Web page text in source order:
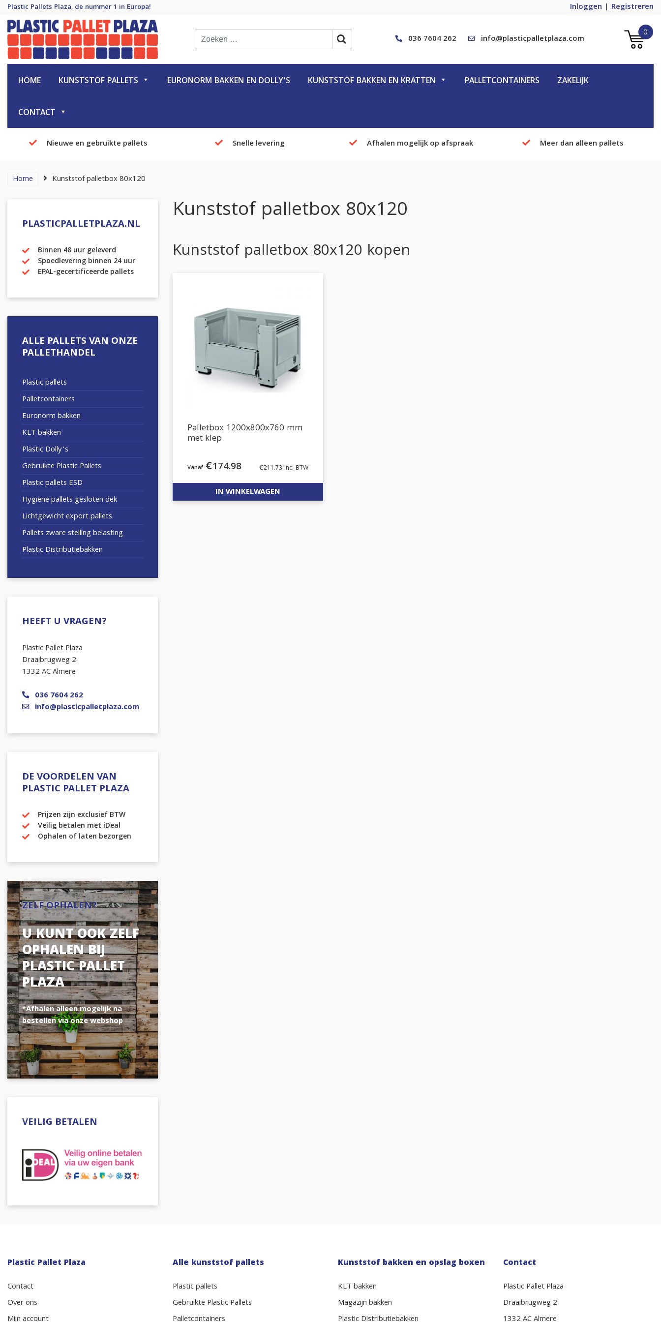
Plastic Pallets Plaza, de nummer 1 in Europa! Inloggen Registreren
Plastic Pallet Plaza
Plastic Pallets Plaza, de nummer 1 in Europa! 0
036 7604 262 info@plasticpalletplaza.com
HOME KUNSTSTOF PALLETS EURONORM BAKKEN EN DOLLY'S KUNSTSTOF BAKKEN EN KRATTEN PALLETCONTAINERS ZAKELIJK
CONTACT
Nieuwe en gebruikte pallets Snelle levering Afhalen mogelijk op afspraak Meer dan alleen pallets
Home Kunststof palletbox 80x120
PLASTICPALLETPLAZA.NL
Binnen 48 uur geleverd
Spoedlevering binnen 24 uur
EPAL-gecertificeerde pallets
ALLE PALLETS VAN ONZE
PALLETHANDEL
Plastic pallets
Palletcontainers
Euronorm bakken
KLT bakken
Plastic Dolly’s
Gebruikte Plastic Pallets
Plastic pallets ESD
Hygiene pallets gesloten dek
Lichtgewicht export pallets
Pallets zware stelling belasting
Plastic Distributiebakken
HEEFT U VRAGEN?
Plastic Pallet Plaza
Draaibrugweg 2
1332 AC Almere
036 7604 262
info@plasticpalletplaza.com
DE VOORDELEN VAN
PLASTIC PALLET PLAZA
Prijzen zijn exclusief BTW
Veilig betalen met iDeal
Ophalen of laten bezorgen
ZELF OPHALEN?
U KUNT OOK ZELF
OPHALEN BIJ
PLASTIC PALLET
PLAZA
*Afhalen alleen mogelijk na
bestellen via onze webshop
VEILIG BETALEN
Kunststof palletbox 80x120
Kunststof palletbox 80x120 kopen
Palletbox 1200x800x760 mm
met klep
€174.98 €211.73 inc. BTW
IN WINKELWAGEN
Plastic Pallet Plaza
Contact
Over ons
Mijn account
Alle kunststof pallets
Plastic pallets
Gebruikte Plastic Pallets
Palletcontainers
Kunststof bakken en opslag boxen
KLT bakken
Magazijn bakken
Plastic Distributiebakken
Contact
Plastic Pallet Plaza
Draaibrugweg 2
1332 AC Almere